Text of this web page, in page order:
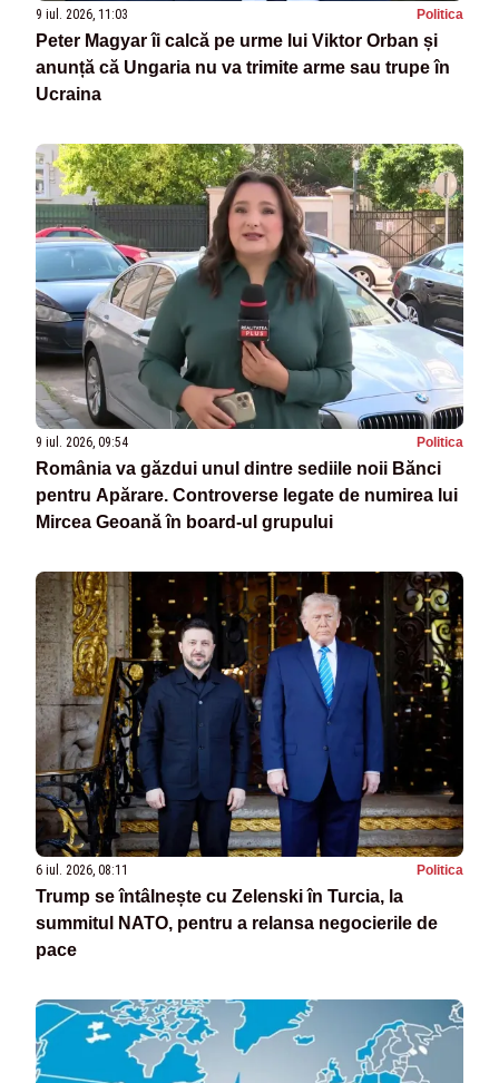
9 iul. 2026, 11:03 Politica
Peter Magyar îi calcă pe urme lui Viktor Orban și
anunță că Ungaria nu va trimite arme sau trupe în
Ucraina
9 iul. 2026, 09:54 Politica
România va găzdui unul dintre sediile noii Bănci
pentru Apărare. Controverse legate de numirea lui
Mircea Geoană în board-ul grupului
6 iul. 2026, 08:11 Politica
Trump se întâlnește cu Zelenski în Turcia, la
summitul NATO, pentru a relansa negocierile de
pace